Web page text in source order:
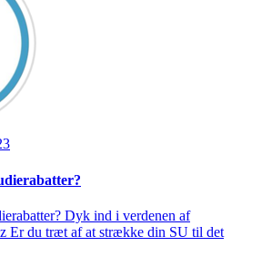
Dyk ind i verdenen af
Er du træt af at strække din SU til det